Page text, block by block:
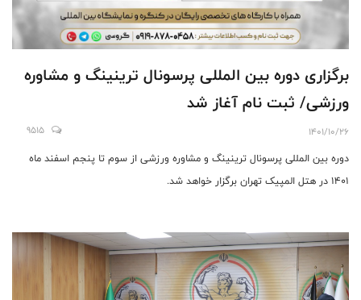
برگزاری دوره بین المللی پرسونال ترینینگ و مشاوره
ورزشی/ ثبت نام آغاز شد
1401/10/26
9515
دوره بین المللی پرسونال ترینینگ و مشاوره ورزشی از سوم تا پنجم اسفند ماه
1401 در هتل المپیک تهران برگزار خواهد شد.